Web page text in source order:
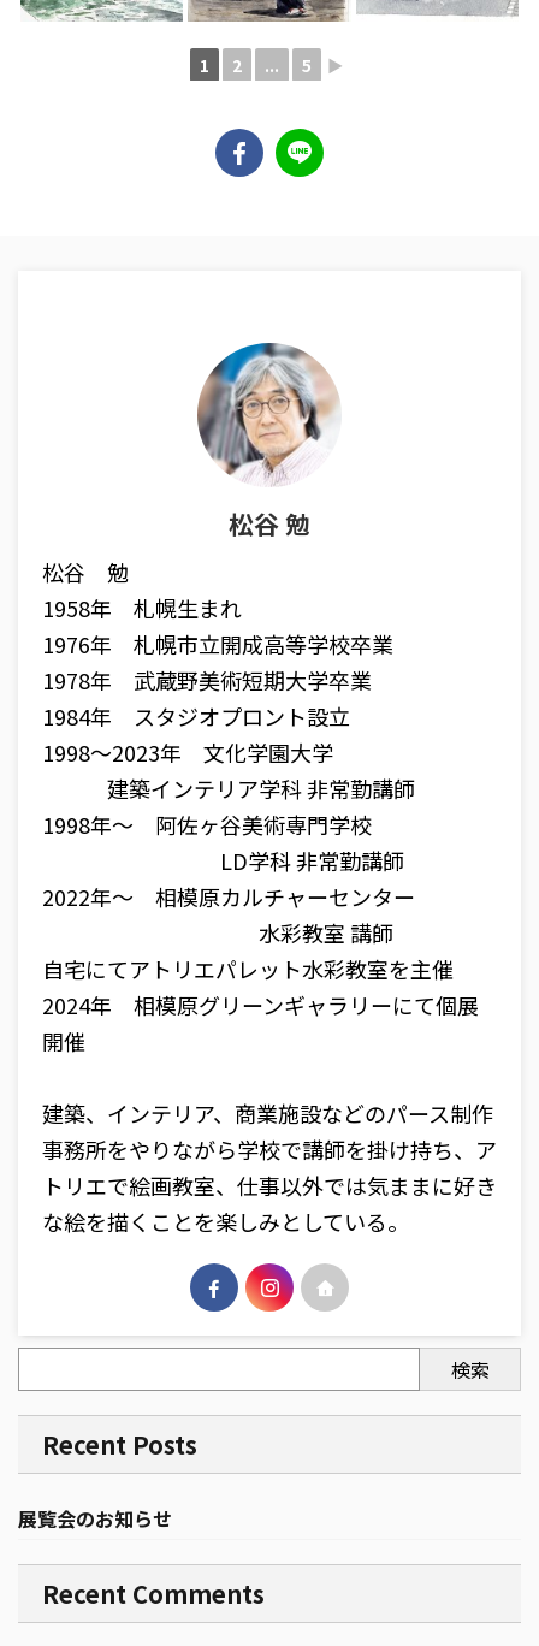
1 2 ... 5 ►
松谷 勉
松谷 勉
1958年 札幌生まれ
1976年 札幌市立開成高等学校卒業
1978年 武蔵野美術短期大学卒業
1984年 スタジオプロント設立
1998〜2023年 文化学園大学
建築インテリア学科 非常勤講師
1998年〜 阿佐ヶ谷美術専門学校
LD学科 非常勤講師
2022年〜 相模原カルチャーセンター
水彩教室 講師
自宅にてアトリエパレット水彩教室を主催
2024年 相模原グリーンギャラリーにて個展
開催
建築、インテリア、商業施設などのパース制作
事務所をやりながら学校で講師を掛け持ち、ア
トリエで絵画教室、仕事以外では気ままに好き
な絵を描くことを楽しみとしている。
検索
Recent Posts
展覧会のお知らせ
Recent Comments